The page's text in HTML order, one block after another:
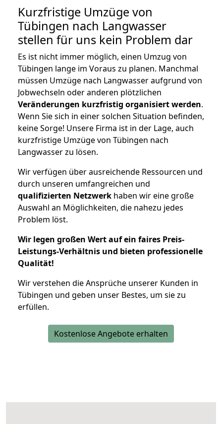
Kurzfristige Umzüge von
Tübingen nach Langwasser
stellen für uns kein Problem dar
Es ist nicht immer möglich, einen Umzug von
Tübingen lange im Voraus zu planen. Manchmal
müssen Umzüge nach Langwasser aufgrund von
Jobwechseln oder anderen plötzlichen
Veränderungen kurzfristig organisiert werden.
Wenn Sie sich in einer solchen Situation befinden,
keine Sorge! Unsere Firma ist in der Lage, auch
kurzfristige Umzüge von Tübingen nach
Langwasser zu lösen.
Wir verfügen über ausreichende Ressourcen und
durch unseren umfangreichen und
qualifizierten Netzwerk haben wir eine große
Auswahl an Möglichkeiten, die nahezu jedes
Problem löst.
Wir legen großen Wert auf ein faires Preis-
Leistungs-Verhältnis und bieten professionelle
Qualität!
Wir verstehen die Ansprüche unserer Kunden in
Tübingen und geben unser Bestes, um sie zu
erfüllen.
Kostenlose Angebote erhalten